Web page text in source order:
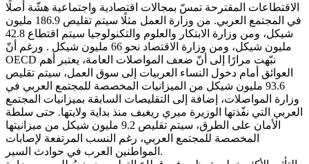
الاقتطاعات المقترحة تمسّ بمجالات اقتصادية واجتماعية هشّة أصلًا
في المجتمع العربي. من وزارة العمل مثلًا سيتم تقليص 186.9 مليون
شيكل، ومن وزارة الابتكار والعلوم والتكنولوجيا سيتم اقتطاع 42.8
مليون شيكل، ومن وزارة الاقتصاد نحو 66 مليون شيكل . ورغم أنّ
OECD نبّهت مرارًا إلى أنّ ضعف المواصلات العامة، يعتبر أهم
العوائق أمام دخول النساء العربيات إلى سوق العمل، سيتم تقليص
93.6 مليون شيكل من الميزانيات المخصصة للمجتمع العربي في
وزارة المواصلات، إضافة إلى التقليصات السابقة بميزانيات المجتمع
العربي التي نفّذتها الوزيرة ميري ريغيف منذ بداية ولايتها. حتى سلطة
الأمان على الطرق، سيتم تقليص 9.2 مليون شيكل من ميزانيتها
المخصصة للمجتمع العربي، رغم النسب المرتفعة لإصابات
المواطنين العرب في حوادث السير.